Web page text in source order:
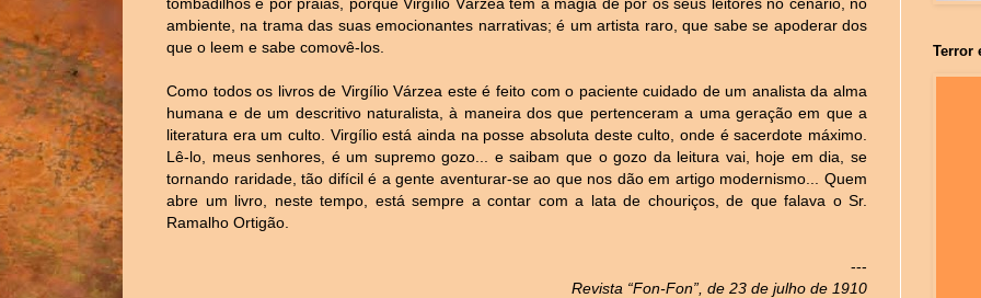
ambiente, na trama das suas emocionantes narrativas; é um artista raro, que sabe se apoderar dos
que o leem e sabe comovê-los.
Como todos os livros de Virgílio Várzea este é feito com o paciente cuidado de um analista da alma
humana e de um descritivo naturalista, à maneira dos que pertenceram a uma geração em que a
literatura era um culto. Virgílio está ainda na posse absoluta deste culto, onde é sacerdote máximo.
Lê-lo, meus senhores, é um supremo gozo... e saibam que o gozo da leitura vai, hoje em dia, se
tornando raridade, tão difícil é a gente aventurar-se ao que nos dão em artigo modernismo... Quem
abre um livro, neste tempo, está sempre a contar com a lata de chouriços, de que falava o Sr.
Ramalho Ortigão.
---
Revista “Fon-Fon”, de 23 de julho de 1910
Terror